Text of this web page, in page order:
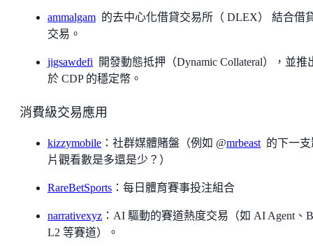
ammalgam 的去中心化借貸交易所（ DLEX） 結合借
交易。
jigsawdefi 開發動態抵押（Dynamic Collateral），並推
於 CDP 的穩定幣。
消費級交易應用
kizzymobile ：社群媒體賭盤（例如 @mrbeast 的下一支
片觀看數是多還是少？）
RareBetSports ：每日體育賽事投注組合
narrativexyz ：AI 驅動的賽道熱度交易（如 AI Agent、
L2 等賽道）。